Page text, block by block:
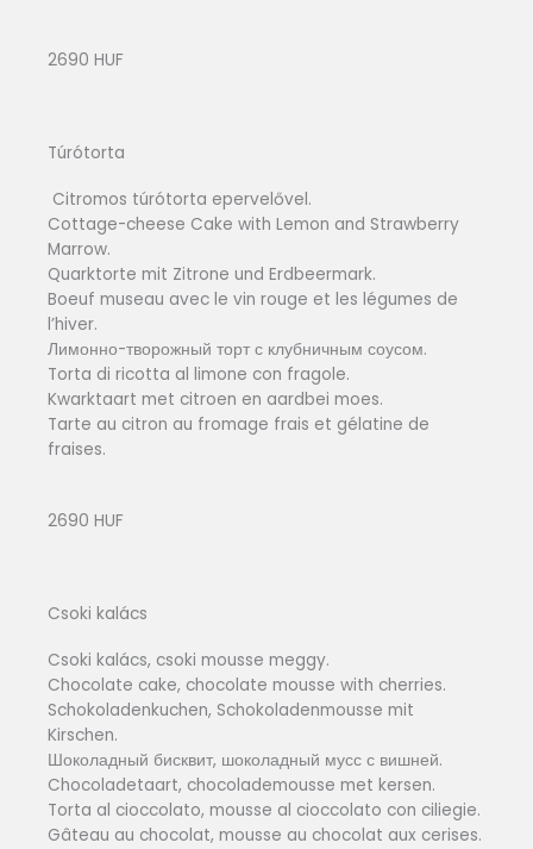
2690 HUF
Túrótorta
Citromos túrótorta epervelővel.
Cottage-cheese Cake with Lemon and Strawberry
Marrow.
Quarktorte mit Zitrone und Erdbeermark.
Boeuf museau avec le vin rouge et les légumes de
l’hiver.
Лимонно-творожный торт с клубничным соусом.
Torta di ricotta al limone con fragole.
Kwarktaart met citroen en aardbei moes.
Tarte au citron au fromage frais et gélatine de
fraises.
2690 HUF
Csoki kalács
Csoki kalács, csoki mousse meggy.
Chocolate cake, chocolate mousse with cherries.
Schokoladenkuchen, Schokoladenmousse mit
Kirschen.
Шоколадный бисквит, шоколадный мусс с вишней.
Chocoladetaart, chocolademousse met kersen.
Torta al cioccolato, mousse al cioccolato con ciliegie.
Gâteau au chocolat, mousse au chocolat aux cerises.